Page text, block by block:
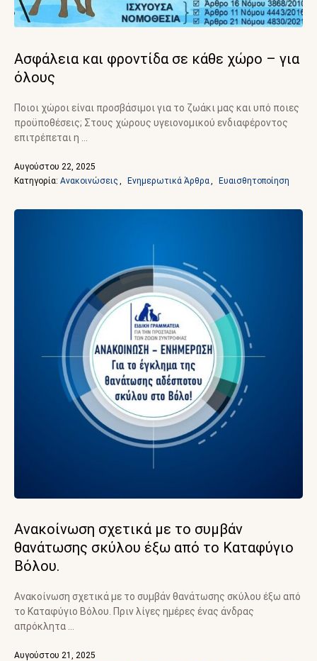
Ασφάλεια και φροντίδα σε κάθε χώρο – για
όλους
Ποιοι χώροι είναι προσβάσιμοι για το ζωάκι μας και υπό ποιες
προϋποθέσεις; Στους χώρους υγειονομικού ενδιαφέροντος
επιτρέπεται η …
Αυγούστου 22, 2025
Κατηγορία: Ανακοινώσεις , Ενημερωτικά Άρθρα, Ευαισθητοποίηση
Ανακοίνωση σχετικά με το συμβάν
θανάτωσης σκύλου έξω από το Καταφύγιο
Βόλου.
Ανακοίνωση σχετικά με το συμβάν θανάτωσης σκύλου έξω από
το Καταφύγιο Βόλου. Πριν λίγες ημέρες ένας άνδρας
απρόκλητα …
Αυγούστου 21, 2025